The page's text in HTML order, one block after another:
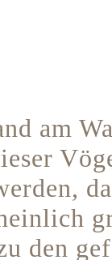
am
den